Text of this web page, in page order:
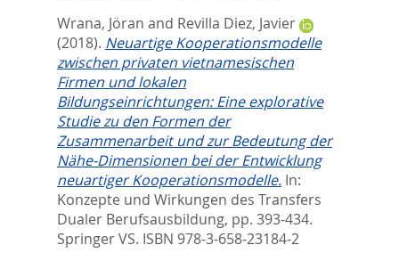
Wrana, Jöran and Revilla Diez, Javier
(2018). Neuartige Kooperationsmodelle
zwischen privaten vietnamesischen
Firmen und lokalen
Bildungseinrichtungen: Eine explorative
Studie zu den Formen der
Zusammenarbeit und zur Bedeutung der
Nähe-Dimensionen bei der Entwicklung
neuartiger Kooperationsmodelle. In:
Konzepte und Wirkungen des Transfers
Dualer Berufsausbildung, pp. 393-434.
Springer VS. ISBN 978-3-658-23184-2